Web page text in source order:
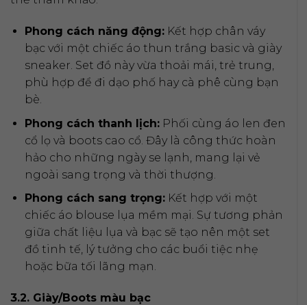
Phong cách năng động:Kết hợp chân váy
bạc với một chiếc áo thun trắng basic và giày
sneaker. Set đồ này vừa thoải mái, trẻ trung,
phù hợp để đi dạo phố hay cà phê cùng bạn
bè.
Phong cách thanh lịch:Phối cùng áo len đen
cổ lọ và boots cao cổ. Đây là công thức hoàn
hảo cho những ngày se lạnh, mang lại vẻ
ngoài sang trọng và thời thượng.
Phong cách sang trọng:Kết hợp với một
chiếc áo blouse lụa mềm mại. Sự tương phản
giữa chất liệu lụa và bạc sẽ tạo nên một set
đồ tinh tế, lý tưởng cho các buổi tiệc nhẹ
hoặc bữa tối lãng mạn.
3.2. Giày/Boots màu bạc